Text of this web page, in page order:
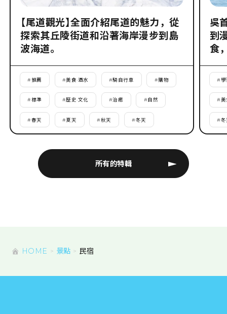
所有的特輯
【尾道觀光】全面介紹尾道的魅力，從
探索其丘陵街道和沿著海岸漫步到島
波海道。
#推薦 #美食·酒水 #騎自行車 #購物
#標準 #歷史·文化 #治癒 #自然
#春天 #夏天 #秋天 #冬天
吳
到
食
# 學
#美
#冬
HOME 景點 民宿